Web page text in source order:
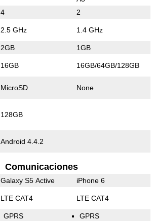
4 2
2.5 GHz 1.4 GHz
2GB 1GB
16GB 16GB/64GB/128GB
MicroSD None
128GB
Android 4.4.2
Comunicaciones
Galaxy S5 Active iPhone 6
LTE CAT4 LTE CAT4
GPRS GPRS